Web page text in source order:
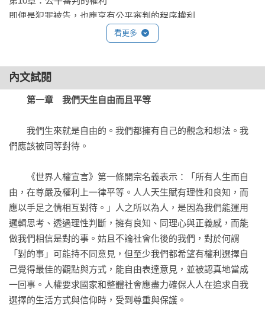
自己的權利？「法律白話文運動」有條不紊地整理出人類與生
俱有的權利，不僅讓普羅大眾閱讀本書而獲得啟蒙，更可以觀
弱，進而喪失權利而讓生命深陷恐懼的泥淖之中。
這本書每一章談論的都是人權的缺角，唯有把破碎的缺角拼圖
每章末附有「思辨與討論」，延伸引導讀者對該章作進一步思
聯盟、台灣障礙女性平權連線、身心障礙聯盟、台灣同志諮詢
熱線協會等），作為對照參考，豐富對人權的探討。
●全書30章內容主旨（呼應《世界人權宣言》簡易版三十條）
第1章：我們天生自由而且平等
﹝核心概念﹞：我們生來就是自由的。我們都擁有自己的觀念
和想法。我們應該被同等對待。
即便是犯罪被告，也應享有公平審判的程序權利
「情節最嚴重之罪行」不等於非得判死刑才可以
「無罪推定」是刑事訴訟過程最重要的基本原則
若連無辜的人都被判有罪，那麼沒有人是自由人
看更多
內文試閱
第一章 我們天生自由而且平等
我們生來就是自由的。我們都擁有自己的觀念和想法。我
們應該被同等對待。
《世界人權宣言》第一條開宗名義表示：「所有人生而自
由，在尊嚴及權利上一律平等。人人天生賦有理性和良知，而
應以手足之情相互對待。」人之所以為人，是因為我們能運用
邏輯思考、透過理性判斷，擁有良知、同理心與正義感，而能
做我們相信是對的事。姑且不論社會化後的我們，對於何謂
「對的事」可能持不同意見，但至少我們都希望有權利選擇自
己覺得最佳的觀點與方式，能自由表達意見，並被認真地當成
一回事。人權要求國家和整體社會應盡力確保人人在追求自我
選擇的生活方式與信仰時，受到尊重與保護。